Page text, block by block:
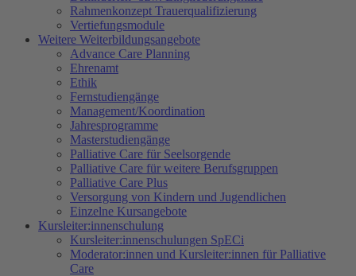
Rahmenkonzept Trauerqualifizierung
Vertiefungsmodule
Weitere Weiterbildungsangebote
Advance Care Planning
Ehrenamt
Ethik
Fernstudiengänge
Management/Koordination
Jahresprogramme
Masterstudiengänge
Palliative Care für Seelsorgende
Palliative Care für weitere Berufsgruppen
Palliative Care Plus
Versorgung von Kindern und Jugendlichen
Einzelne Kursangebote
Kursleiter:innenschulung
Kursleiter:innenschulungen SpECi
Moderator:innen und Kursleiter:innen für Palliative
Care